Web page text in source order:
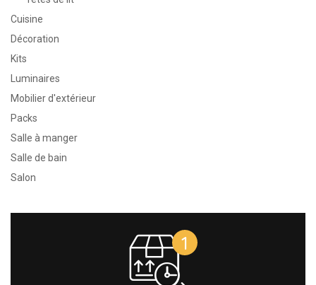
Cuisine
Décoration
Kits
Luminaires
Mobilier d'extérieur
Packs
Salle à manger
Salle de bain
Salon